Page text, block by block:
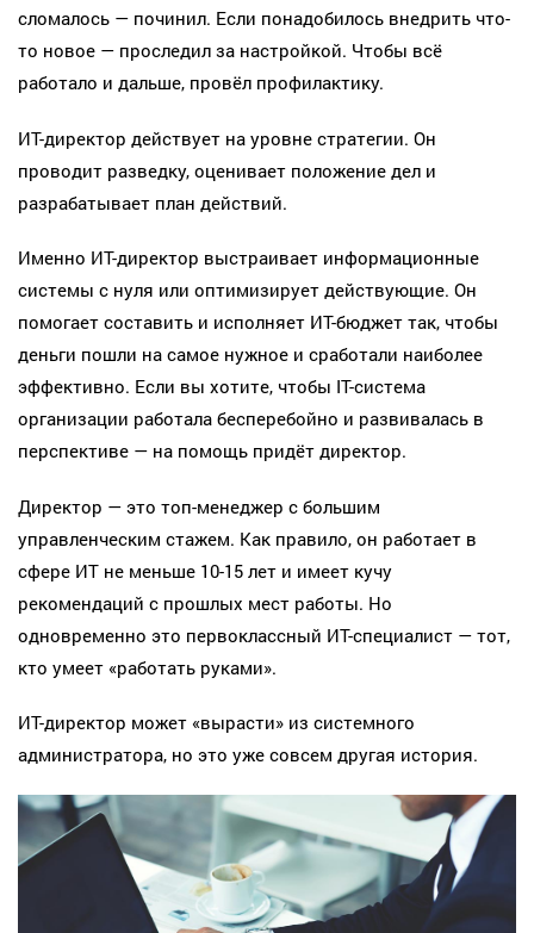
сломалось — починил. Если понадобилось внедрить что-
то новое — проследил за настройкой. Чтобы всё
работало и дальше, провёл профилактику.
ИТ-директор действует на уровне стратегии. Он
проводит разведку, оценивает положение дел и
разрабатывает план действий.
Именно ИТ-директор выстраивает информационные
системы с нуля или оптимизирует действующие. Он
помогает составить и исполняет ИТ-бюджет так, чтобы
деньги пошли на самое нужное и сработали наиболее
эффективно. Если вы хотите, чтобы IT-система
организации работала бесперебойно и развивалась в
перспективе — на помощь придёт директор.
Директор — это топ-менеджер с большим
управленческим стажем. Как правило, он работает в
сфере ИТ не меньше 10-15 лет и имеет кучу
рекомендаций с прошлых мест работы. Но
одновременно это первоклассный ИТ-специалист — тот,
кто умеет «работать руками».
ИТ-директор может «вырасти» из системного
администратора, но это уже совсем другая история.